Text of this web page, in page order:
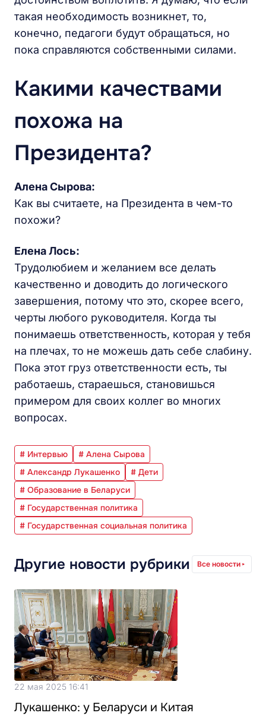
такая необходимость возникнет, то,
конечно, педагоги будут обращаться, но
пока справляются собственными силами.
Какими качествами
похожа на
Президента?
Алена Сырова:
Как вы считаете, на Президента в чем-то
похожи?
Елена Лось:
Трудолюбием и желанием все делать
качественно и доводить до логического
завершения, потому что это, скорее всего,
черты любого руководителя. Когда ты
понимаешь ответственность, которая у тебя
на плечах, то не можешь дать себе слабину.
Пока этот груз ответственности есть, ты
работаешь, стараешься, становишься
примером для своих коллег во многих
вопросах.
# Интервью
# Алена Сырова
# Александр Лукашенко
# Дети
# Образование в Беларуси
# Государственная политика
# Государственная социальная политика
Другие новости рубрики Все новости
22 мая 2025 16:41
Лукашенко: у Беларуси и Китая